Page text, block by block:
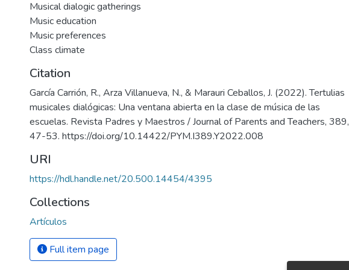
Musical dialogic gatherings
Music education
Music preferences
Class climate
Citation
García Carrión, R., Arza Villanueva, N., & Marauri Ceballos, J. (2022). Tertulias
musicales dialógicas: Una ventana abierta en la clase de música de las
escuelas. Revista Padres y Maestros / Journal of Parents and Teachers, 389,
47-53. https://doi.org/10.14422/PYM.I389.Y2022.008
URI
https://hdl.handle.net/20.500.14454/4395
Collections
Artículos
Full item page